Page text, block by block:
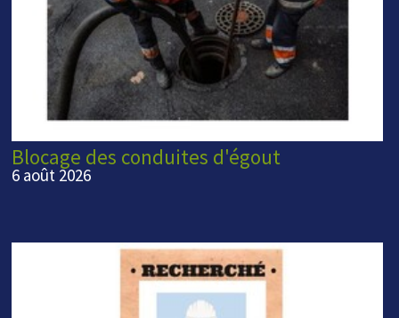
Blocage des conduites d'égout
6 août 2026